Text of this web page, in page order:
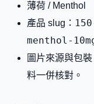
薄荷 / Menthol
產品 slug：
menthol-
圖片來源與包
料一併核對。